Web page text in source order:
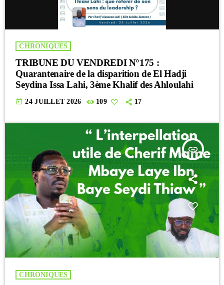
CHRONIQUES
TRIBUNE DU VENDREDI N°175 :
Quarantenaire de la disparition de El Hadji
Seydina Issa Lahi, 3ème Khalif des Ahloulahi
today 24 JUILLET 2026 109 17
insert_link
CHRONIQUES